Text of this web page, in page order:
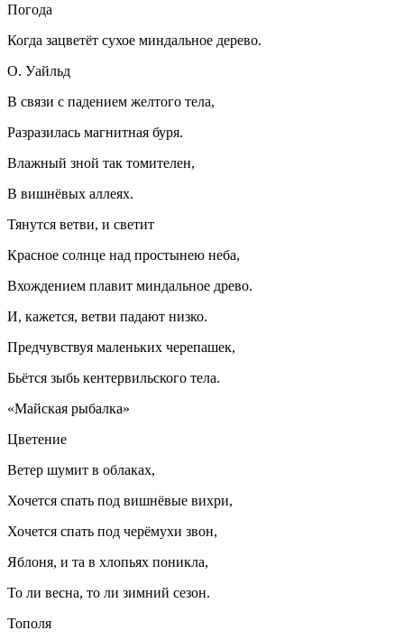
Погода
Когда зацветёт сухое миндальное дерево.
О. Уайльд
В связи с падением желтого тела,
Разразилась магнитная буря.
Влажный зной так томителен,
В вишнёвых аллеях.
Тянутся ветви, и светит
Красное солнце над простынею неба,
Вхождением плавит миндальное древо.
И, кажется, ветви падают низко.
Предчувствуя маленьких черепашек,
Бьётся зыбь кентервильского тела.
«Майская рыбалка»
Цветение
Ветер шумит в облаках,
Хочется спать под вишнёвые вихри,
Хочется спать под черёмухи звон,
Яблоня, и та в хлопьях поникла,
То ли весна, то ли зимний сезон.
Тополя